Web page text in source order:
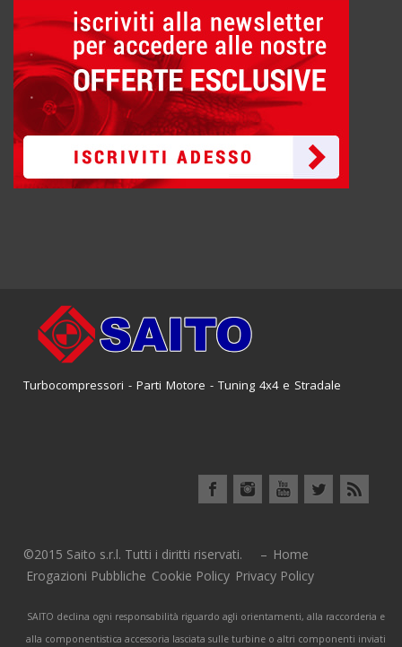
Turbocompressori - Parti Motore - Tuning 4x4 e Stradale
©2015 Saito s.r.l. Tutti i diritti riservati. – Home
Erogazioni Pubbliche Cookie Policy Privacy Policy
SAITO declina ogni responsabilità riguardo agli orientamenti, alla raccorderia e
alla componentistica accessoria lasciata sulle turbine o altri componenti inviati